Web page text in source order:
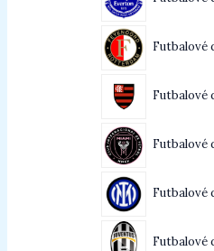
Futbalové
Futbalové
Futbalové
Futbalové
Futbalové